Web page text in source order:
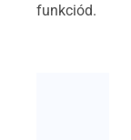
funkciód.